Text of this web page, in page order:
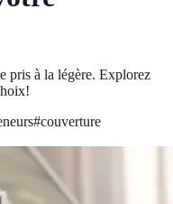
pris à la légère. Explorez
#couverture